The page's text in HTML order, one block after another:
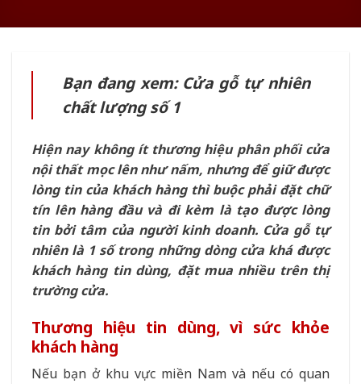
Bạn đang xem: Cửa gỗ tự nhiên
chất lượng số 1
Hiện nay không ít thương hiệu phân phối cửa
nội thất mọc lên như nấm, nhưng để giữ được
lòng tin của khách hàng thì buộc phải đặt chữ
tín lên hàng đầu và đi kèm là tạo được lòng
tin bởi tâm của người kinh doanh. Cửa gỗ tự
nhiên là 1 số trong những dòng cửa khá được
khách hàng tin dùng, đặt mua nhiều trên thị
trường cửa.
Thương hiệu tin dùng, vì sức khỏe
khách hàng
Nếu bạn ở khu vực miền Nam và nếu có quan